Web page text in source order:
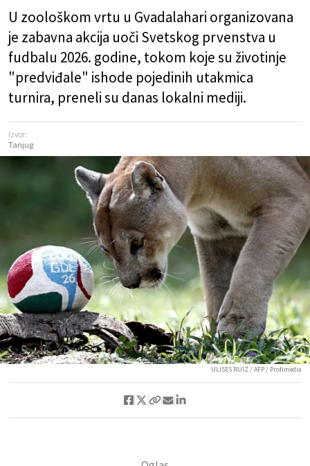
U zoološkom vrtu u Gvadalahari organizovana
je zabavna akcija uoči Svetskog prvenstva u
fudbalu 2026. godine, tokom koje su životinje
"predviđale" ishode pojedinih utakmica
turnira, preneli su danas lokalni mediji.
Izvor:
Tanjug
ULISES RUIZ / AFP / Profimedia